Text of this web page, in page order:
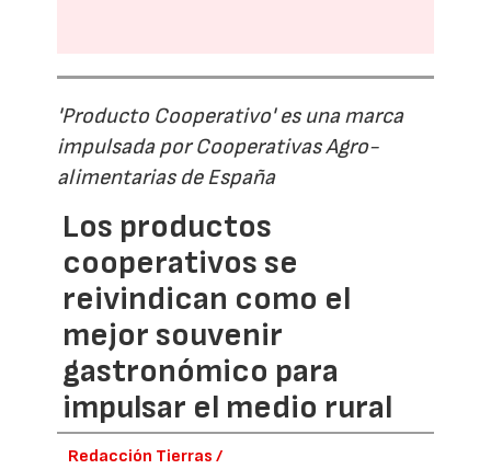
'Producto Cooperativo' es una marca
impulsada por Cooperativas Agro-
alimentarias de España
Los productos
cooperativos se
reivindican como el
mejor souvenir
gastronómico para
impulsar el medio rural
Redacción Tierras /